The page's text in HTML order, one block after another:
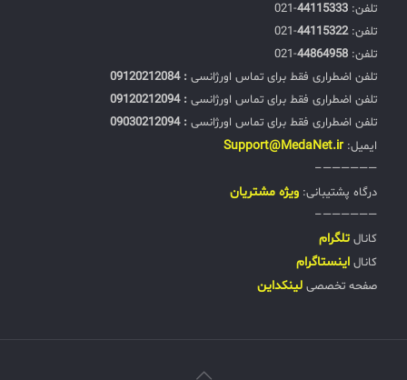
تلفن:‌ 44115333
-021
تلفن:‌44115322
-021
تلفن:‌ 44864958
-021
تلفن اضطراری فقط برای تماس اورژانسی : 09120212084
تلفن اضطراری فقط برای تماس اورژانسی : 09120212094
تلفن اضطراری فقط برای تماس اورژانسی : 09030212094
ایمیل: Support@MedaNet.ir
——————–
درگاه پشتیبانی: ويژه مشتریان
——————–
کانال تلگرام
کانال اینستاگرام
صفحه تخصصی لینکداین